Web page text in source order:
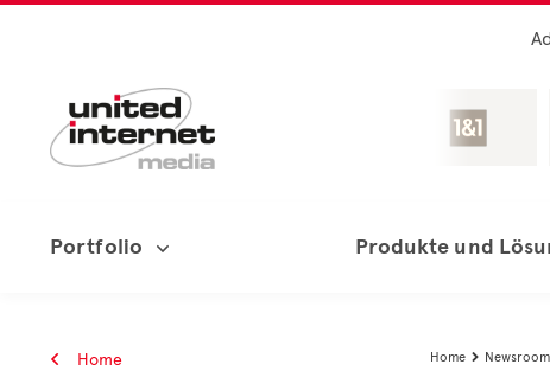
Portfolio Produkte und
Home Home  Newsroom